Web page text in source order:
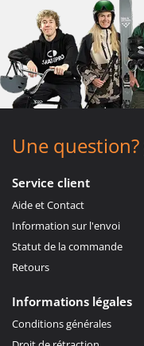
Une question?
Service client
Aide et Contact
Information sur l'envoi
Statut de la commande
Retours
Informations légales
Conditions générales